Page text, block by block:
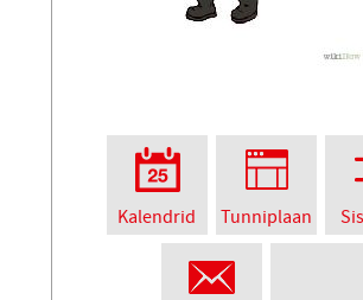
Kalendrid Tunniplaan